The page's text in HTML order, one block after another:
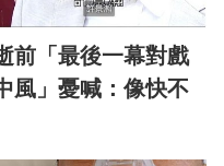
前「最後一幕對戲
」憂喊：像快不